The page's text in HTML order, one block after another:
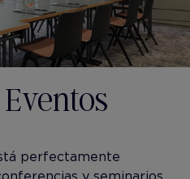
perfectamente
y seminarios